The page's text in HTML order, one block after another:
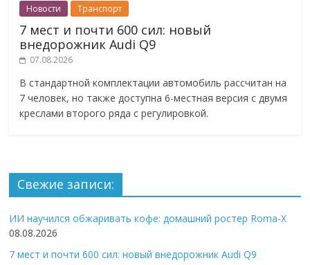
Новости Транспорт
7 мест и почти 600 сил: новый
внедорожник Audi Q9
07.08.2026
В стандартной комплектации автомобиль рассчитан на
7 человек, но также доступна 6-местная версия с двумя
креслами второго ряда с регулировкой.
Свежие записи:
ИИ научился обжаривать кофе: домашний ростер Roma-X
08.08.2026
7 мест и почти 600 сил: новый внедорожник Audi Q9